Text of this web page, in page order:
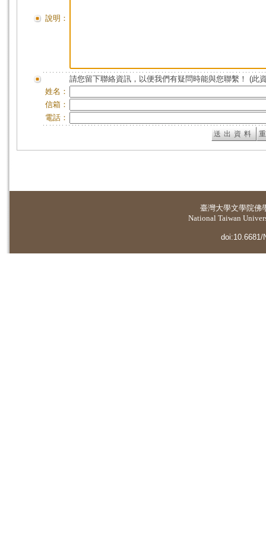
說明：
請您留下聯絡資訊，以便我們有疑問時能與您聯繫！ (此
姓名：
信箱：
電話：
臺灣大學文學院佛
National Taiwan
doi:10.6681/